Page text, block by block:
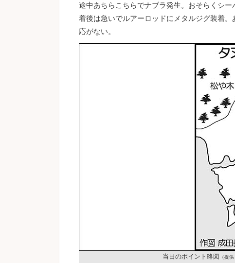
途中あちらこちらでナブラ発生。おそらくシ
着後は急いでルアーロッドにメタルジグ装着
応がない。
当日のポイント略図 （提